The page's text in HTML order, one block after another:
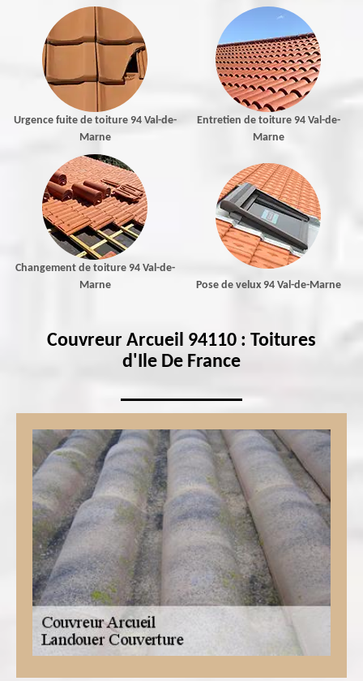
Urgence fuite de toiture 94 Val-de-
Marne
Entretien de toiture 94 Val-de-
Marne
Changement de toiture 94 Val-de-
Marne
Pose de velux 94 Val-de-Marne
Couvreur Arcueil 94110 : Toitures
d'Ile De France